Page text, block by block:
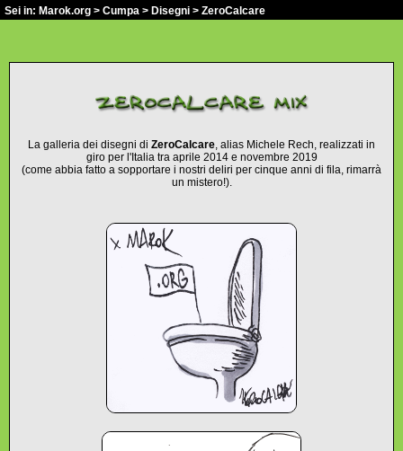
Sei in: Marok.org > Cumpa > Disegni > ZeroCalcare
La galleria dei disegni di ZeroCalcare, alias Michele Rech, realizzati in
giro per l'Italia tra aprile 2014 e novembre 2019
(come abbia fatto a sopportare i nostri deliri per cinque anni di fila, rimarrà
un mistero!).